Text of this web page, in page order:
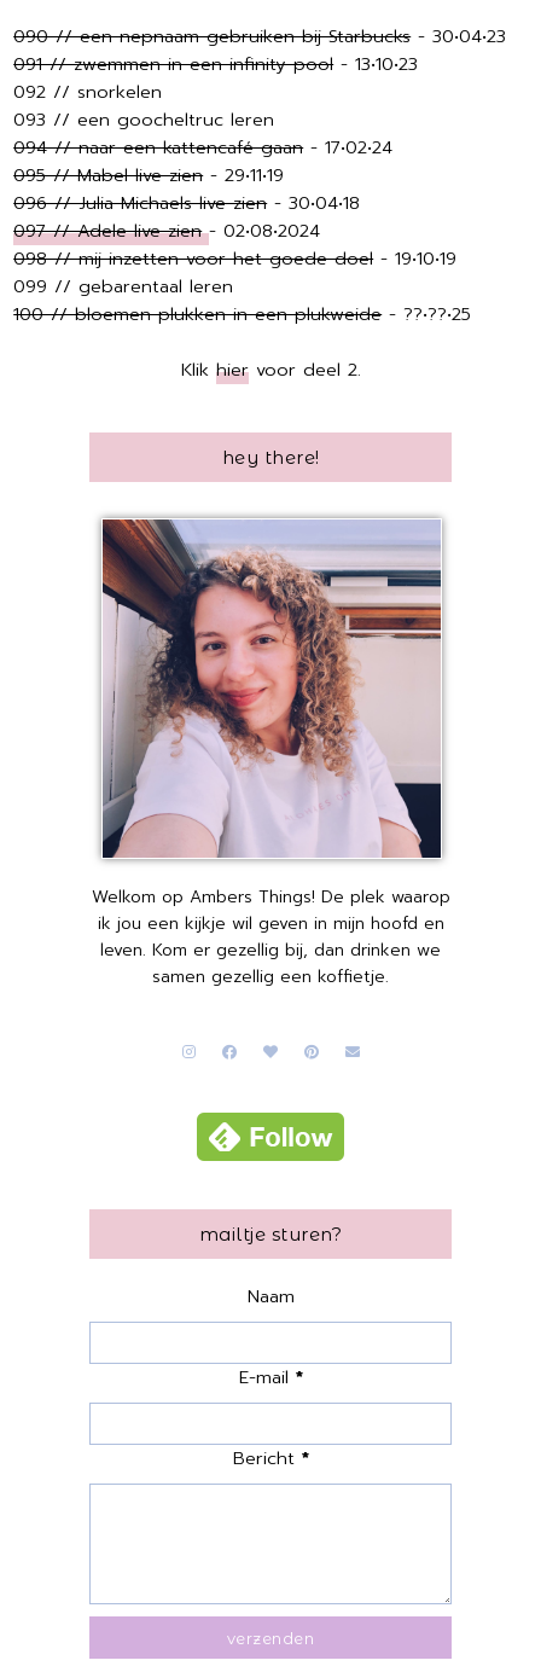
090 // een nepnaam gebruiken bij Starbucks- 30•04•23
091 // zwemmen in een infinity pool- 13•10•23
092 // snorkelen
093 // een goocheltruc leren
094 // naar een kattencafé gaan- 17•02•24
095 // Mabel live zien- 29•11•19
096 // Julia Michaels live zien- 30•04•18
097 // Adele live zien - 02•08•2024
098 // mij inzetten voor het goede doel- 19•10•19
099 // gebarentaal leren
100 // bloemen plukken in een plukweide- ??•??•25
Klik hiervoor deel 2.
hey there!
Welkom op Ambers Things! De plek waarop
ik jou een kijkje wil geven in mijn hoofd en
leven. Kom er gezellig bij, dan drinken we
samen gezellig een koffietje.
mailtje sturen?
Naam
E-mail *
Bericht *